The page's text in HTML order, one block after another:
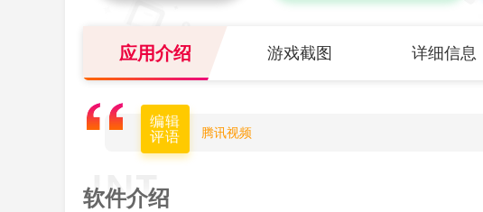
应用介绍 游戏截图 详细信息
编辑
评语
腾讯视频
软件介绍